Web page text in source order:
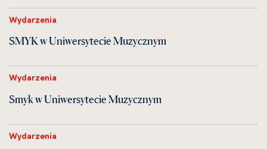
Wydarzenia
SMYK w Uniwersytecie Muzycznym
Wydarzenia
Smyk w Uniwersytecie Muzycznym
Wydarzenia